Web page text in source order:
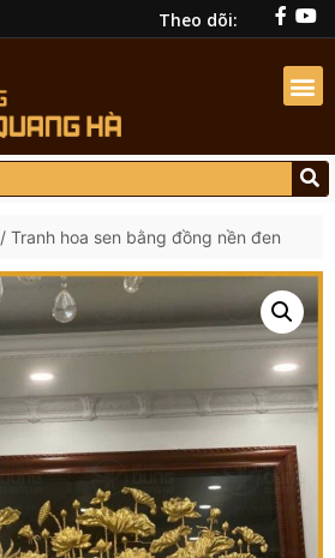
Theo dõi:
/ Tranh hoa sen bằng đồng nền đen